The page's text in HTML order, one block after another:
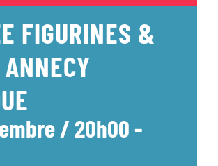
FIGURINES &
/ 20h00-